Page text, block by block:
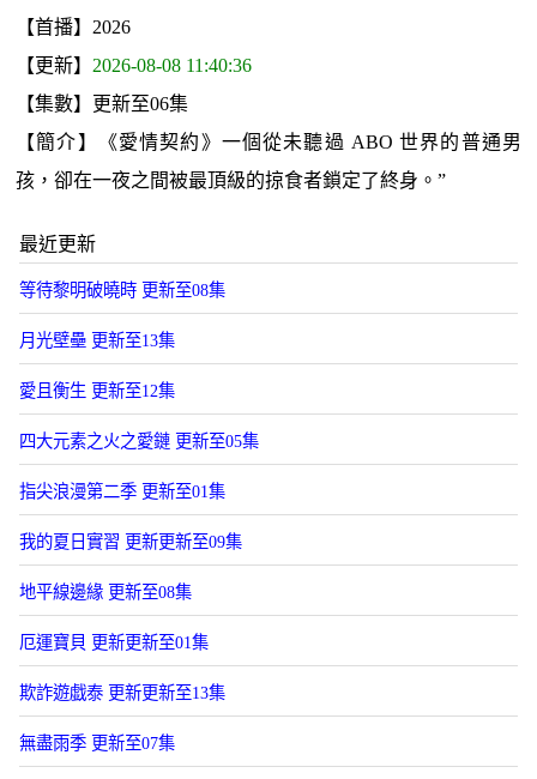
【首播】2026
【更新】 2026-08-08 11:40:36
【集數】更新至06集
【簡介】《愛情契約》一個從未聽過 ABO 世界的普通男
孩，卻在一夜之間被最頂級的掠食者鎖定了終身。”
最近更新
等待黎明破曉時 更新至08集
月光壁壘 更新至13集
愛且衡生 更新至12集
四大元素之火之愛鏈 更新至05集
指尖浪漫第二季 更新至01集
我的夏日實習 更新更新至09集
地平線邊緣 更新至08集
厄運寶貝 更新更新至01集
欺詐遊戯泰 更新更新至13集
無盡雨季 更新至07集